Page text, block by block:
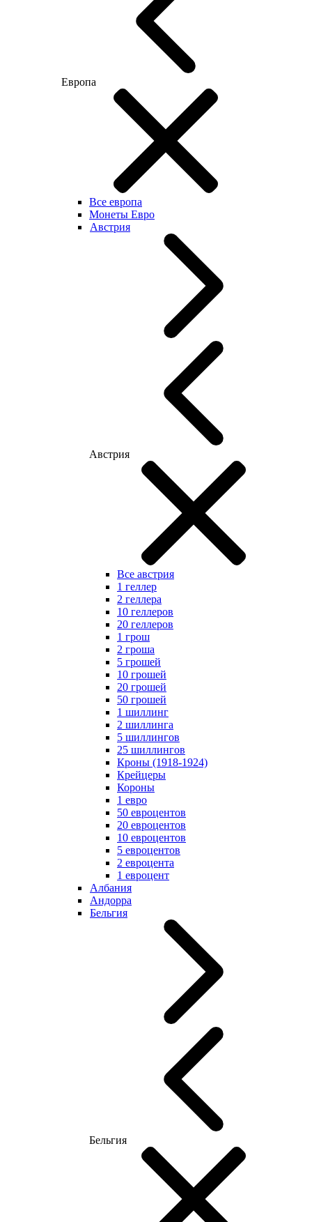
Европа
Все европа
Монеты Евро
Австрия
Австрия
Все австрия
1 геллер
2 геллера
10 геллеров
20 геллеров
1 грош
2 гроша
5 грошей
10 грошей
20 грошей
50 грошей
1 шиллинг
2 шиллинга
5 шиллингов
25 шиллингов
Кроны (1918-1924)
Крейцеры
Короны
1 евро
50 евроцентов
20 евроцентов
10 евроцентов
5 евроцентов
2 евроцента
1 евроцент
Албания
Андорра
Бельгия
Бельгия